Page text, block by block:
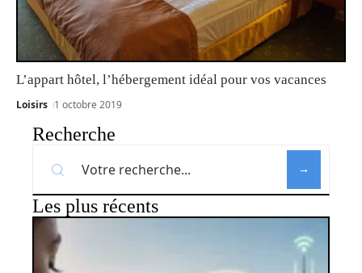
L’appart hôtel, l’hébergement idéal pour vos vacances
Loisirs 1 octobre 2019
Recherche
Les plus récents